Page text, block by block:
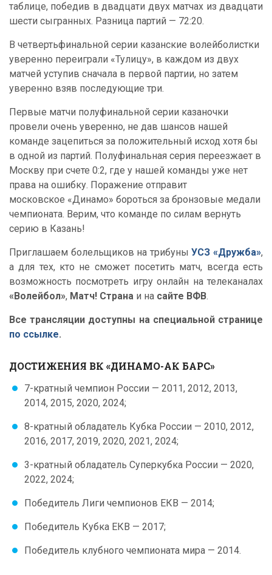
таблице, победив в двадцати двух матчах из двадцати
шести сыгранных. Разница партий — 72:20.
В четвертьфинальной серии казанские волейболистки
уверенно переиграли «Тулицу», в каждом из двух
матчей уступив сначала в первой партии, но затем
уверенно взяв последующие три.
Первые матчи полуфинальной серии казаночки
провели очень уверенно, не дав шансов нашей
команде зацепиться за положительный исход хотя бы
в одной из партий. Полуфинальная серия переезжает в
Москву при счете 0:2, где у нашей команды уже нет
права на ошибку. Поражение отправит
московское «Динамо» бороться за бронзовые медали
чемпионата. Верим, что команде по силам вернуть
серию в Казань!
Приглашаем болельщиков на трибуныУСЗ «Дружба»,
а для тех, кто не сможет посетить матч, всегда есть
возможность посмотреть игру онлайн на телеканалах
«Волейбол», Матч! Страна и на сайте ВФВ.
Все трансляции доступны на специальной странице
по ссылке.
ДОСТИЖЕНИЯ ВК «ДИНАМО-АК БАРС»
7-кратный чемпион России — 2011, 2012, 2013,
2014, 2015, 2020, 2024;
8-кратный обладатель Кубка России — 2010, 2012,
2016, 2017, 2019, 2020, 2021, 2024;
3-кратный обладатель Суперкубка России — 2020,
2022, 2024;
Победитель Лиги чемпионов ЕКВ — 2014;
Победитель Кубка ЕКВ — 2017;
Победитель клубного чемпионата мира — 2014.